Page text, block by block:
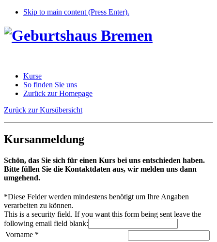
Skip to main content (Press Enter).
Kurse
So finden Sie uns
Zurück zur Homepage
Zurück zur Kursübersicht
Kursanmeldung
Schön, das Sie sich für einen Kurs bei uns entschieden haben.
Bitte füllen Sie die Kontaktdaten aus, wir melden uns dann
umgehend.
*Diese Felder werden mindestens benötigt um Ihre Angaben
verarbeiten zu können.
This is a security field. If you want this form being sent leave the
following email field blank:
Vorname *